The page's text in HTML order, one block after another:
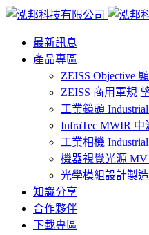
最新訊息
產品專區
ZEISS Objective
ZEISS 商用軍規
工業鏡頭 Industrial
InfraTec MWIR
工業相機 Industrial
機器視覺光源 MV
光學模組設計製造
知識分享
合作夥伴
下載專區